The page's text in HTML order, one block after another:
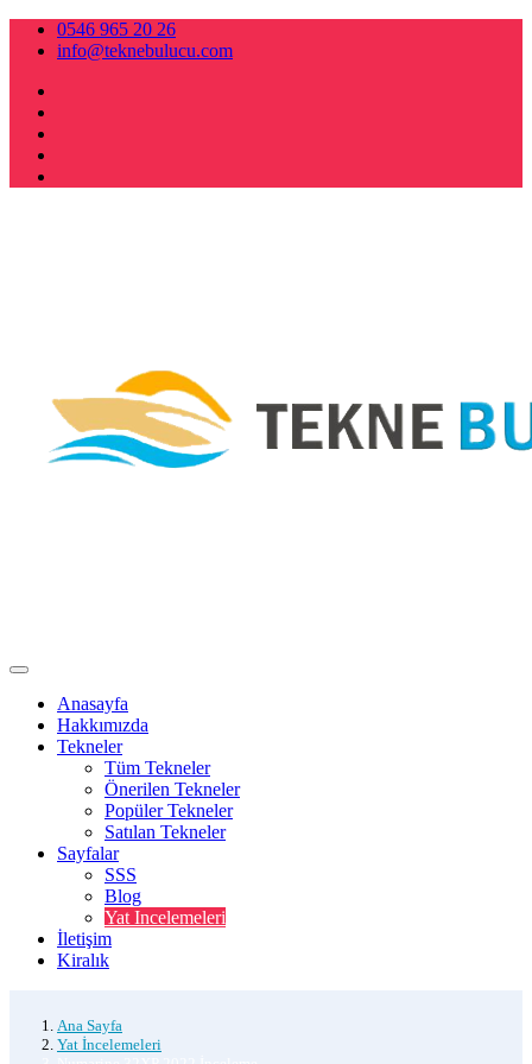
0546 965 20 26
info@teknebulucu.com
Anasayfa
Hakkımızda
Tekneler
Tüm Tekneler
Önerilen Tekneler
Popüler Tekneler
Satılan Tekneler
Sayfalar
SSS
Blog
Yat Incelemeleri
İletişim
Kiralık
Ana Sayfa
Yat İncelemeleri